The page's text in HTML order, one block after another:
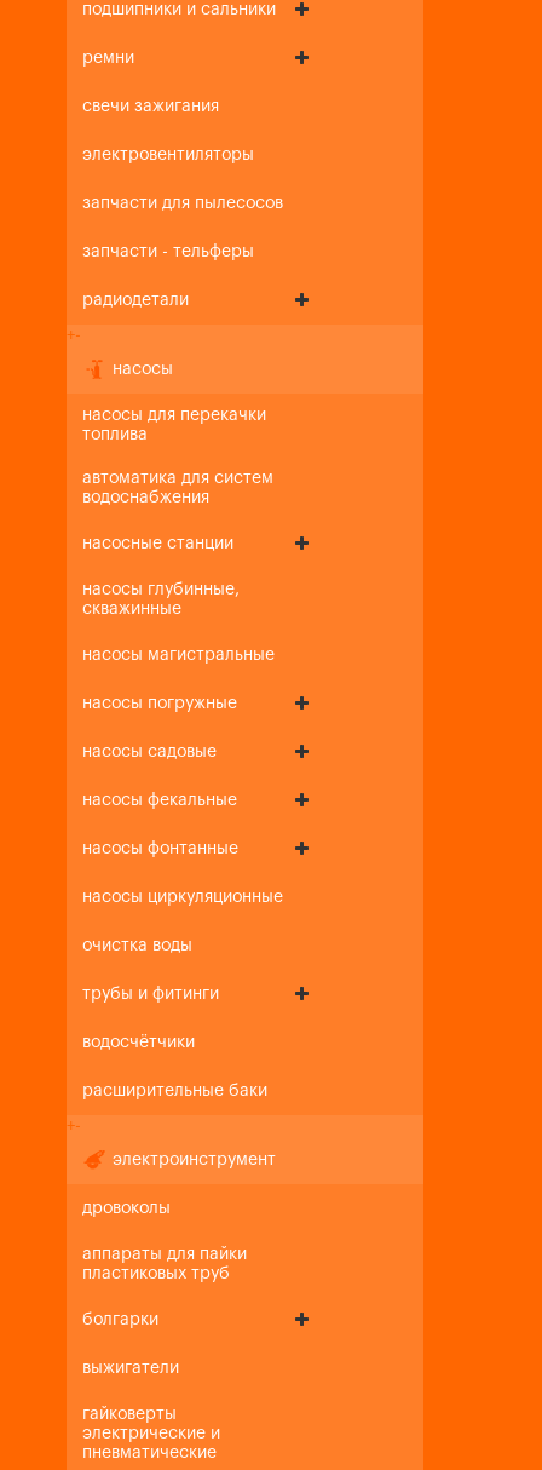
подшипники и сальники
ремни
свечи зажигания
электровентиляторы
запчасти для пылесосов
запчасти - тельферы
радиодетали
+-
насосы
насосы для перекачки
топлива
автоматика для систем
водоснабжения
насосные станции
насосы глубинные,
скважинные
насосы магистральные
насосы погружные
насосы садовые
насосы фекальные
насосы фонтанные
насосы циркуляционные
очистка воды
трубы и фитинги
водосчётчики
расширительные баки
+-
электроинструмент
дровоколы
аппараты для пайки
пластиковых труб
болгарки
выжигатели
гайковерты
электрические и
пневматические